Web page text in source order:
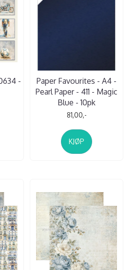
-
Paper Favourites - A4 -
Pearl Paper - 411 - Magic
Blue - 10pk
81,00,-
KJØP